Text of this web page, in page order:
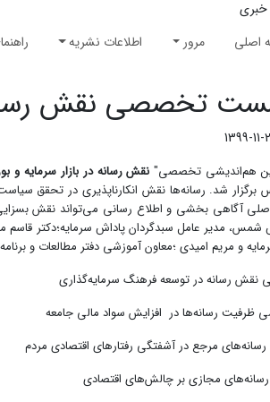
اصلی مرور اطلاعات نشریه
تخصصی نقش رسانه
1399-11-
هم‌اندیشی تخصصی" نقش رسانه در بازار سرمایه و
برگزار شد. رسانه‌ها نقش انکارناپذیری در تحقق
آگاهی‌ بخشی و اطلاع ‌رسانی می‌تواند نقش بسزایی
مدیر عامل سبدگردان پاداش سرمایه؛دکتر
و مریم امیدی ؛معاون آموزشی دفتر مطالعات و
نقش رسانه در توسعه فرهنگ سرمایه‌گذاری
ظرفیت رسانه‌ها در افزایش سواد مالی جامعه
مرجع در آشفتگی رفتارهای اقتصادی مردم
رسانه‌های مجازی بر چالش‌های اقتصادی